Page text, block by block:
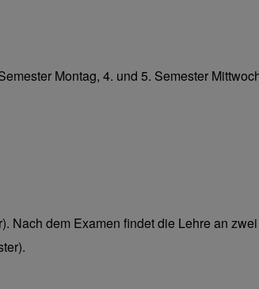
Montag, 4. und 5. Semester
Nach dem Examen findet die Lehre an